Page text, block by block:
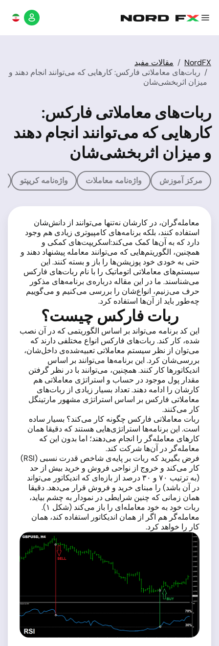
NordFX
مقالات مفید
ربات‌های معاملاتی فارکس: کارهایی که می‌توانند انجام دهند و
میزان اثربخشی‌شان
ربات‌های معاملاتی فارکس:
کارهایی که می‌توانند انجام دهند
و میزان اثربخشی‌شان
مرکز آموزش واژه‌نامه معاملات واژه‌نامه کریپتو
معامله‌گران، در کارشان نه‌تنها می‌توانند از دانش‌شان
استفاده کنند، بلکه برنامه‌های کامپیوتری زیادی هم وجود
دارد که به آن‌ها کمک می‌کند:اسکریپت‌های کمکی و
همچنین، الگوریتم‌هایی که می‌توانند معامله پیشنهاد دهند و
حتی به خودی خود پوزیشن‌ها را باز و بسته کنند. این
سیستم‌های معاملاتی اتوماتیک را با نام ربات‌های فارکس
می‌شناسند. ما در این مقاله درباره‌ی برنامه‌های مذکور
حرف می‌زنیم، انواع‌شان را بررسی می‌کنیم و می‌گوییم
چه‌طور باید از آن‌ها استفاده کرد.
ربات فارکس چیست؟
این کد برنامه می‌تواند بر اساس الگوریتمی که در آن نصب
شده، کار کند. ربات‌های فارکس انواع مختلفی دارند که
می‌توان از نظر سیستم معاملاتی تعبیه‌شده‌ی داخل‌شان،
بررسی‌شان کرد. این برنامه‌ها می‌توانند بر اساس
اندیکاتورها کار کنند. همچنین، می‌توانند با در نظر گرفتن
مقدار پول موجود در حساب و استراتژی معاملاتی هم
کارشان را ادامه دهند. تعداد بسیار زیادی از ربات‌های
معاملاتی فارکس بر اساس استراتژی مشهور مارتینگل
کار می‌کنند.
ربات معاملاتی فارکس چگونه کار می‌کند؟ بسیار ساده
است. این برنامه‌ها استراتژی‌هایی هستند که دقیقا همان
کارهای معامله‌گر را انجام می‌دهند؛ اما بدون این که
معامله‌گر در آن‌ها شرکت کند.
فرض بگیرید که ربات بر پایه‌ی شاخص قدرت نسبی (RSI)
کار می‌کند و خروج از نواحی فروش و خرید بیش از حد
(به ترتیب ۷۰ و ۳۰ درصد از بازه‌ای که اندیکاتور می‌تواند
در آن باشد) را مبنای خرید و فروش قرار می‌دهد. دقیقا
همان زمانی که چنین شرایطی در نمودار به چشم بیاید،
ربات خود به خود معامله‌ای را باز می‌کند (شکل ۱).
معامله‌گر هم اگر از همان اندیکاتور استفاده کند، همان
کار را خواهد کرد.